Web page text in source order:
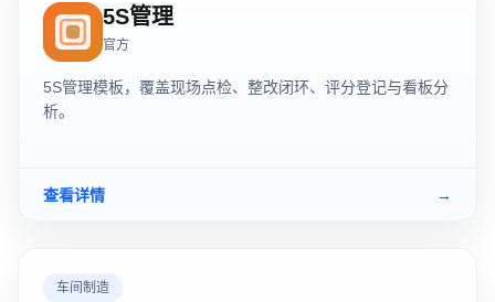
5S管理
官方
5S管理模板，覆盖现场点检、整改闭环、评分登记与看板分
析。
查看详情 →
车间制造